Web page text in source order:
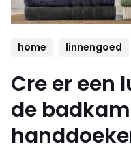
home linnengoed
Cre er een
de